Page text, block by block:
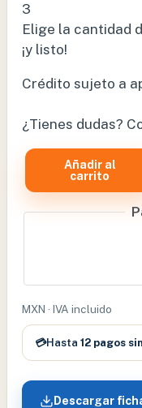
3
Elige la cantidad
¡y listo!
Crédito sujeto a
¿Tienes dudas?
HIDRAULICA
Añadir al
carrito
MXN · IVA incluido
💳Hasta 12 pagos
Descargar